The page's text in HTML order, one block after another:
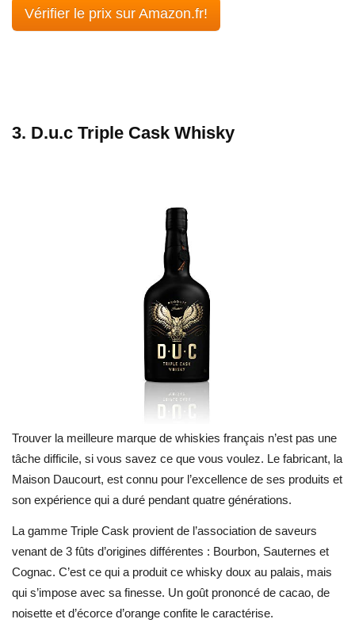
Vérifier le prix sur Amazon.fr!
3. D.u.c Triple Cask Whisky
Trouver la meilleure marque de whiskies français n’est pas une
tâche difficile, si vous savez ce que vous voulez. Le fabricant, la
Maison Daucourt, est connu pour l’excellence de ses produits et
son expérience qui a duré pendant quatre générations.
La gamme Triple Cask provient de l’association de saveurs
venant de 3 fûts d’origines différentes : Bourbon, Sauternes et
Cognac. C’est ce qui a produit ce whisky doux au palais, mais
qui s’impose avec sa finesse. Un goût prononcé de cacao, de
noisette et d’écorce d’orange confite le caractérise.